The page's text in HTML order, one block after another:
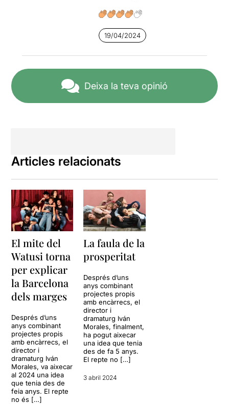
19/04/2024
Deixa la teva opinió
Articles relacionats
El mite del
Watusi torna
per explicar
la Barcelona
dels marges
Després d’uns
anys combinant
projectes propis
amb encàrrecs, el
director i
dramaturg Iván
Morales, va aixecar
al 2024 una idea
que tenia des de
feia anys. El repte
no és […]
La faula de la
prosperitat
Després d’uns
anys combinant
projectes propis
amb encàrrecs, el
director i
dramaturg Iván
Morales, finalment,
ha pogut aixecar
una idea que tenia
des de fa 5 anys.
El repte no […]
3 abril 2024